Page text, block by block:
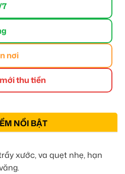
nơi
thu tiền
NỔI BẬT
xước, va quẹt nhẹ, hạn